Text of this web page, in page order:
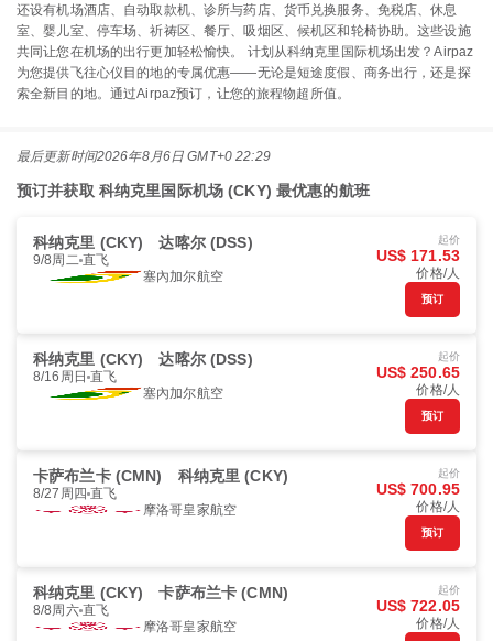
还设有机场酒店、自动取款机、诊所与药店、货币兑换服务、免税店、休息
室、婴儿室、停车场、祈祷区、餐厅、吸烟区、候机区和轮椅协助。这些设施
共同让您在机场的出行更加轻松愉快。 计划从科纳克里国际机场出发？Airpaz
为您提供飞往心仪目的地的专属优惠——无论是短途度假、商务出行，还是探
索全新目的地。通过Airpaz预订，让您的旅程物超所值。
最后更新时间2026年8月6日 GMT+0 22:29
预订并获取 科纳克里国际机场 (CKY) 最优惠的航班
科纳克里 (CKY) 达喀尔 (DSS)
9/8周二 直飞
塞內加尔航空
起价
US$ 171.53
价格/人
预订
科纳克里 (CKY) 达喀尔 (DSS)
8/16周日 直飞
塞內加尔航空
起价
US$ 250.65
价格/人
预订
卡萨布兰卡 (CMN) 科纳克里 (CKY)
8/27周四 直飞
摩洛哥皇家航空
起价
US$ 700.95
价格/人
预订
科纳克里 (CKY) 卡萨布兰卡 (CMN)
8/8周六 直飞
摩洛哥皇家航空
起价
US$ 722.05
价格/人